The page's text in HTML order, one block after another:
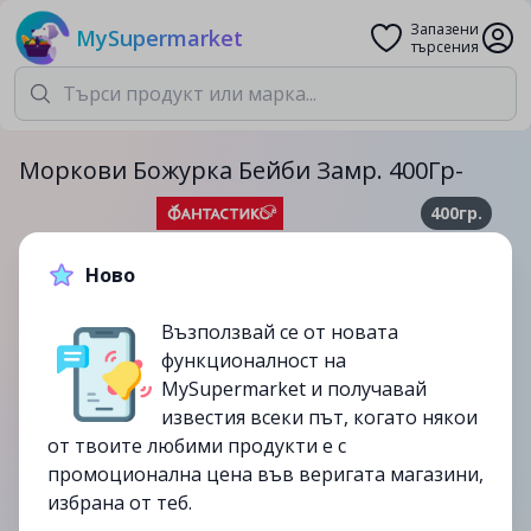
MySupermarket
Запазени
търсения
Моркови Божурка Бейби Замр. 400Гр-
400гр.
3.59лв.
15/10
Ново
Възползвай се от новата
функционалност на
MySupermarket и получавай
известия всеки път, когато някои
от твоите любими продукти е с
промоционална цена във веригата магазини,
избрана от теб.